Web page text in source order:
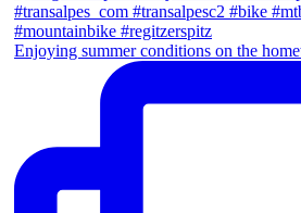
Enjoying summer conditions on the